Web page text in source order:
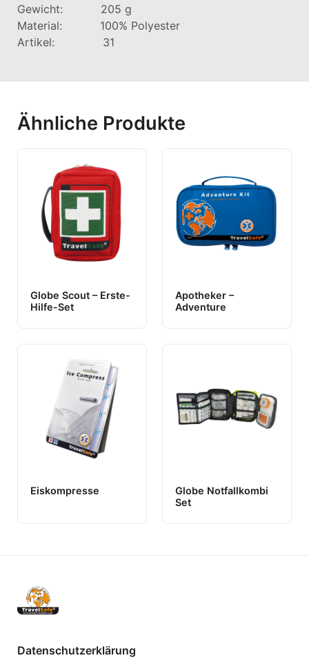
Gewicht: 205 g
Material: 100% Polyester
Artikel: 31
Ähnliche Produkte
Globe Scout – Erste-
Hilfe-Set
Apotheker –
Adventure
Eiskompresse
Globe Notfallkombi
Set
Datenschutzerklärung